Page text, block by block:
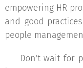
empowering HR
and good
people
👉 Don't wait for